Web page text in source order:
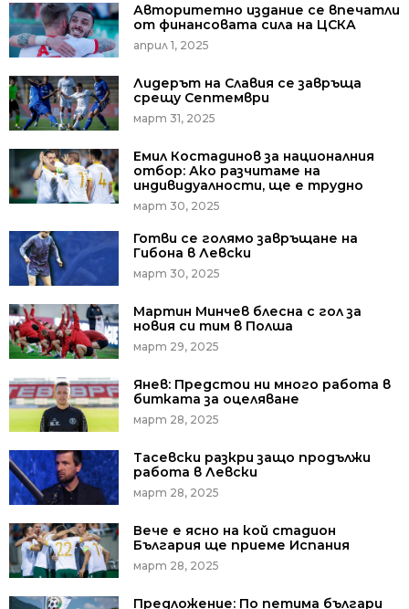
Авторитетно издание се впечатли
от финансовата сила на ЦСКА
април 1, 2025
Лидерът на Славия се завръща
срещу Септември
март 31, 2025
Емил Костадинов за националния
отбор: Ако разчитаме на
индивидуалности, ще е трудно
март 30, 2025
Готви се голямо завръщане на
Гибона в Левски
март 30, 2025
Мартин Минчев блесна с гол за
новия си тим в Полша
март 29, 2025
Янев: Предстои ни много работа в
битката за оцеляване
март 28, 2025
Тасевски разкри защо продължи
работа в Левски
март 28, 2025
Вече е ясно на кой стадион
България ще приеме Испания
март 28, 2025
Предложение: По петима българи